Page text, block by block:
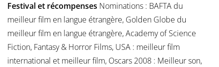
Festival et récompenses Nominations : BAFTA du
meilleur film en langue étrangère, Golden Globe du
meilleur film en langue étrangère, Academy of Science
Fiction, Fantasy & Horror Films, USA : meilleur film
international et meilleur film, Oscars 2008 : Meilleur son,